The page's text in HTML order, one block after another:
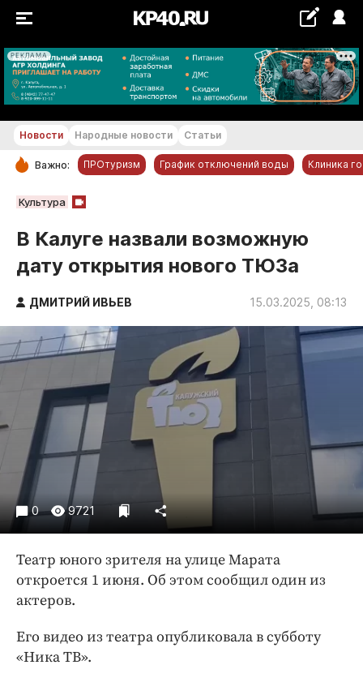
РЕКЛАМА
+22...+23 °С
РУБРИКИ
Новости компаний
Статьи
Народные новости
Авто и транспорт
Благоустройство
Криминал
Культура
Недвижимость и ЖКХ
Образование
Общество
Погода
Праздники
Спорт
Блоги
Новости Народные новости Статьи
Важно: ПРОтуризм График отключений воды Клиника
Культура
В Калуге назвали возможную
дату открытия нового ТЮЗа
ДМИТРИЙ ИВЬЕВ 15.03.2025, 08:13
0 9721
Театр юного зрителя на улице Марата
откроется 1 июня. Об этом сообщил один из
актеров.
Его видео из театра опубликовала в субботу
«Ника ТВ».